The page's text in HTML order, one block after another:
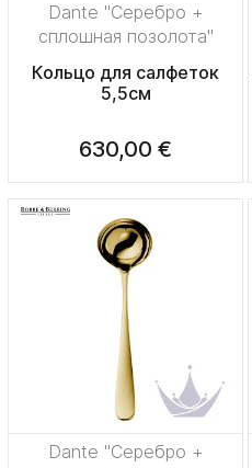
Dante "Серебро +
сплошная позолота"
Кольцо для салфеток
5,5см
630,00 €
Dante "Серебро +